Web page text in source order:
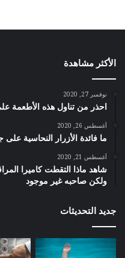
الأكثر مشاهدة
نوفمبر 27, 2020
احذر من تناول هذه الأطعمة
أغسطس 26, 2020
ما فائدة الأزرار النحاسية على
أغسطس 21, 2020
شاهد ماذا التقطت كاميرا
ولكن صاحبه غير موجود
جديد التحديثات